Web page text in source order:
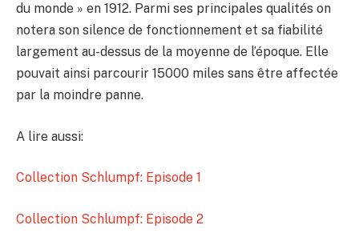
du monde » en 1912. Parmi ses principales qualités on
notera son silence de fonctionnement et sa fiabilité
largement au-dessus de la moyenne de l’époque. Elle
pouvait ainsi parcourir 15000 miles sans être affectée
par la moindre panne.
A lire aussi:
Collection Schlumpf: Episode 1
Collection Schlumpf: Episode 2